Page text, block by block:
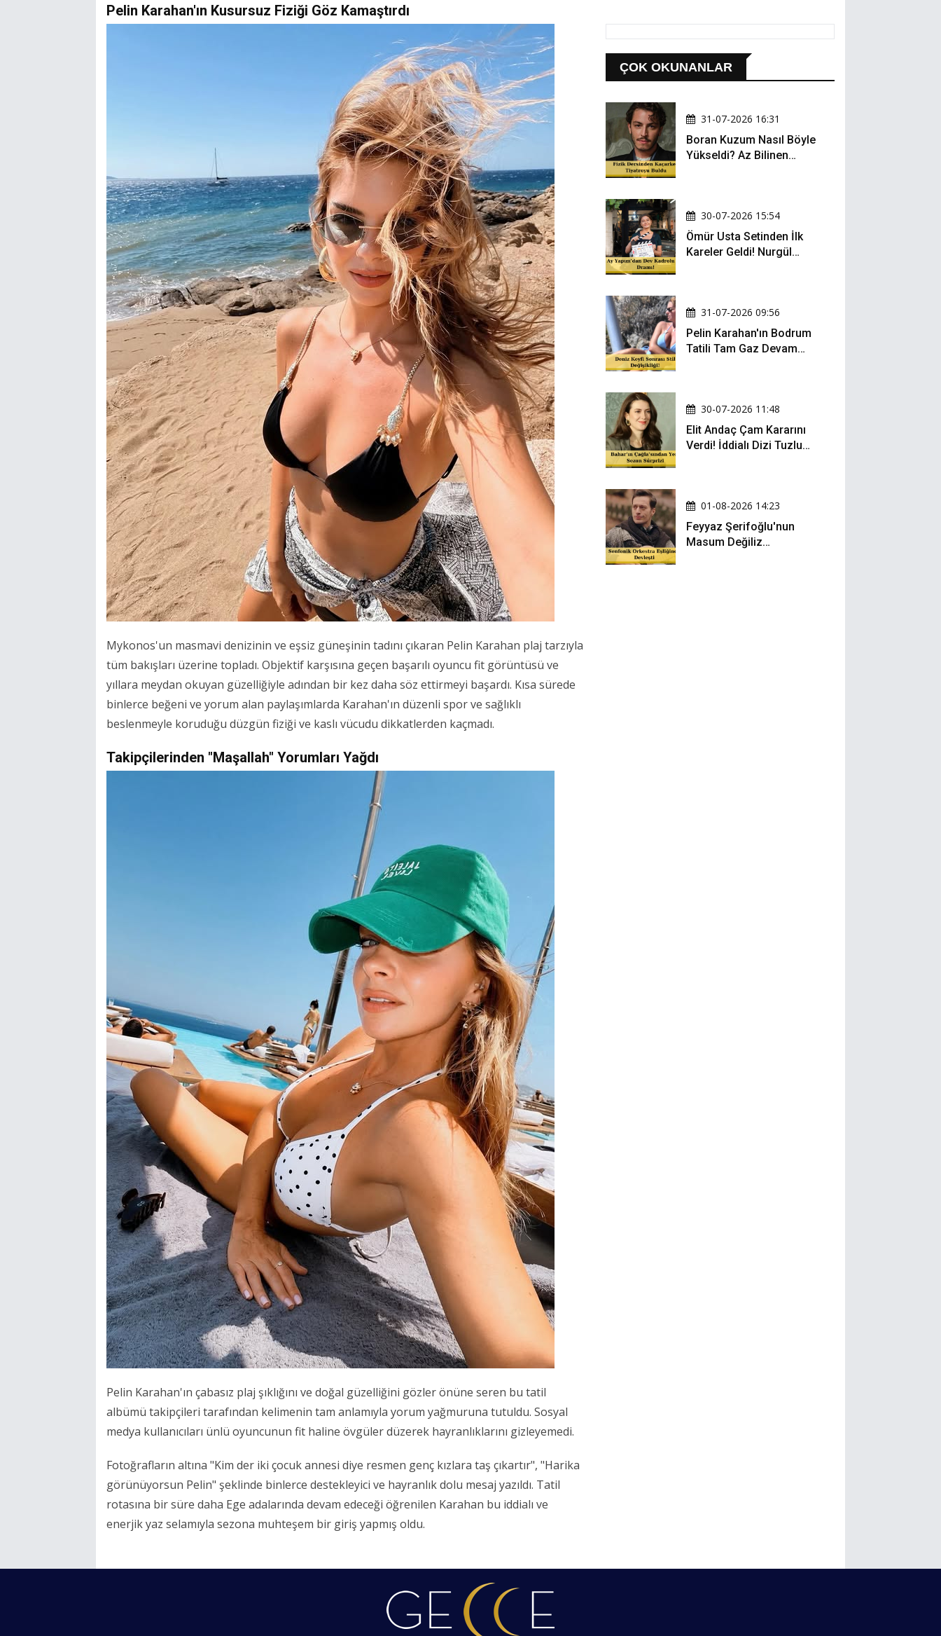
Pelin Karahan'ın Kusursuz Fiziği Göz Kamaştırdı
Mykonos'un masmavi denizinin ve eşsiz güneşinin tadını çıkaran Pelin Karahan plaj tarzıyla
tüm bakışları üzerine topladı. Objektif karşısına geçen başarılı oyuncu fit görüntüsü ve
yıllara meydan okuyan güzelliğiyle adından bir kez daha söz ettirmeyi başardı. Kısa sürede
binlerce beğeni ve yorum alan paylaşımlarda Karahan'ın düzenli spor ve sağlıklı
beslenmeyle koruduğu düzgün fiziği ve kaslı vücudu dikkatlerden kaçmadı.
Takipçilerinden "Maşallah" Yorumları Yağdı
Pelin Karahan'ın çabasız plaj şıklığını ve doğal güzelliğini gözler önüne seren bu tatil
albümü takipçileri tarafından kelimenin tam anlamıyla yorum yağmuruna tutuldu. Sosyal
medya kullanıcıları ünlü oyuncunun fit haline övgüler düzerek hayranlıklarını gizleyemedi.
Fotoğrafların altına "Kim der iki çocuk annesi diye resmen genç kızlara taş çıkartır", "Harika
görünüyorsun Pelin" şeklinde binlerce destekleyici ve hayranlık dolu mesaj yazıldı. Tatil
rotasına bir süre daha Ege adalarında devam edeceği öğrenilen Karahan bu iddialı ve
enerjik yaz selamıyla sezona muhteşem bir giriş yapmış oldu.
ÇOK OKUNANLAR
31-07-2026 16:31
Boran Kuzum Nasıl Böyle
Yükseldi? Az Bilinen
30-07-2026 15:54
Ömür Usta Setinden İlk
Kareler Geldi! Nurgül
31-07-2026 09:56
Pelin Karahan'ın Bodrum
Tatili Tam Gaz Devam
30-07-2026 11:48
Elit Andaç Çam Kararını
Verdi! İddialı Dizi Tuzlu
01-08-2026 14:23
Feyyaz Şerifoğlu'nun
Masum Değiliz